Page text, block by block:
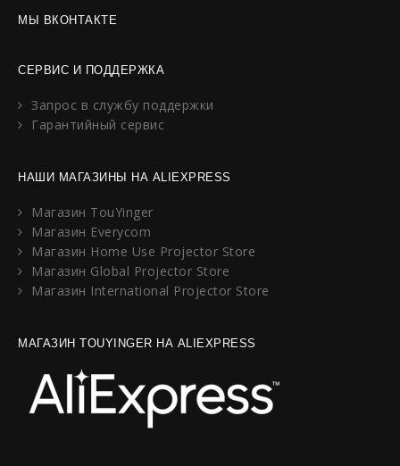
МЫ ВКОНТАКТЕ
СЕРВИС И ПОДДЕРЖКА
Запрос в службу поддержки
Гарантийный сервис
НАШИ МАГАЗИНЫ НА ALIEXPRESS
Магазин TouYinger
Магазин Everycom
Магазин Home Use Projector Store
Магазин Global Projector Store
Магазин International Projector Store
МАГАЗИН TOUYINGER НА ALIEXPRESS